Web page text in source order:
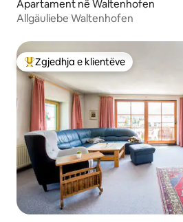
Apartament në Waltenhofen
Allgäuliebe Waltenhofen
Më të mirat e zgjedhjeve të klientëve
Zgjedhja e klientëve